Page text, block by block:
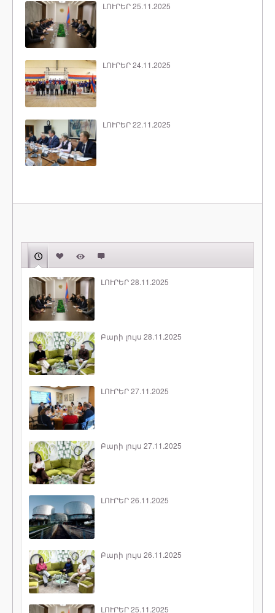
ԼՈՒՐԵՐ 25.11.2025
ԼՈՒՐԵՐ 24.11.2025
ԼՈՒՐԵՐ 22.11.2025
ԼՈՒՐԵՐ 28.11.2025
Բարի լույս 28.11.2025
ԼՈՒՐԵՐ 27.11.2025
Բարի լույս 27.11.2025
ԼՈՒՐԵՐ 26.11.2025
Բարի լույս 26.11.2025
ԼՈՒՐԵՐ 25.11.2025